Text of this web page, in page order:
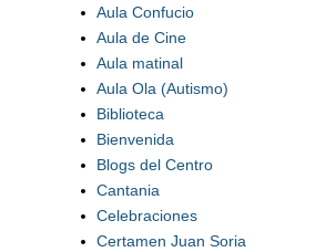
Aula Confucio
Aula de Cine
Aula matinal
Aula Ola (Autismo)
Biblioteca
Bienvenida
Blogs del Centro
Cantania
Celebraciones
Certamen Juan Soria